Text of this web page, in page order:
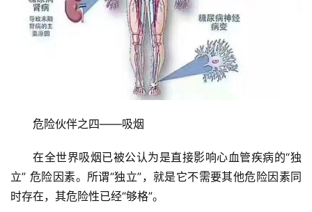
危险伙伴之四——吸烟
在全世界吸烟已被公认为是直接影响心血管疾病的“独
立” 危险因素。所谓“独立”，就是它不需要其他危险因素同
时存在，其危险性已经“够格”。